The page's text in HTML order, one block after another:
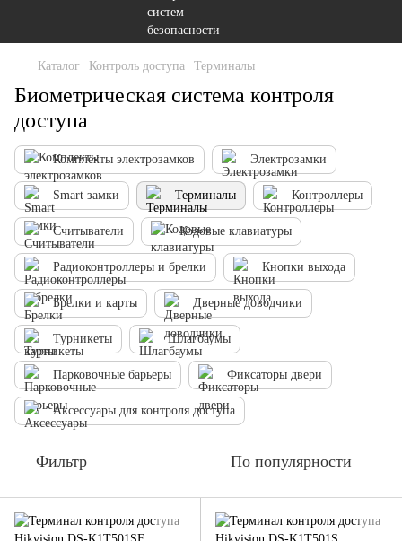
Каталог Контроль доступа Терминалы
Биометрическая система контроля
доступа
Комплекты электрозамков Электрозамки
Smart замки Терминалы Контроллеры
Считыватели Кодовые клавиатуры
Радиоконтроллеры и брелки Кнопки выхода
Брелки и карты Дверные доводчики
Турникеты Шлагбаумы
Парковочные барьеры Фиксаторы двери
Аксессуары для контроля доступа
Фильтр По популярности